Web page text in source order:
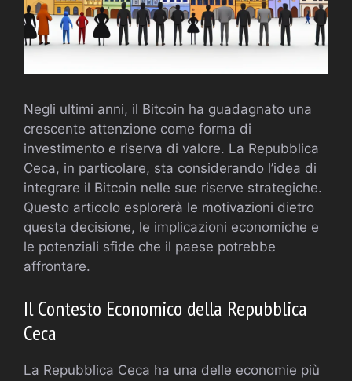
Negli ultimi anni, il Bitcoin ha guadagnato una
crescente attenzione come forma di
investimento e riserva di valore. La Repubblica
Ceca, in particolare, sta considerando l’idea di
integrare il Bitcoin nelle sue riserve strategiche.
Questo articolo esplorerà le motivazioni dietro
questa decisione, le implicazioni economiche e
le potenziali sfide che il paese potrebbe
affrontare.
Il Contesto Economico della Repubblica
Ceca
La Repubblica Ceca ha una delle economie più